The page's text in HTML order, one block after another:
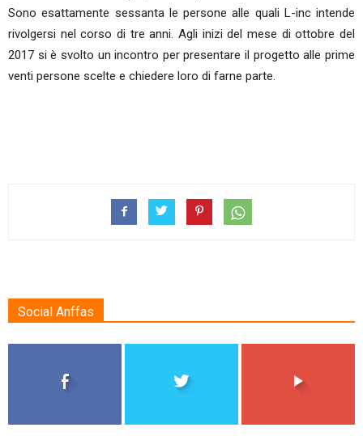
Sono esattamente sessanta le persone alle quali L-inc intende
rivolgersi nel corso di tre anni. Agli inizi del mese di ottobre del
2017 si è svolto un incontro per presentare il progetto alle prime
venti persone scelte e chiedere loro di farne parte.
Social Anffas